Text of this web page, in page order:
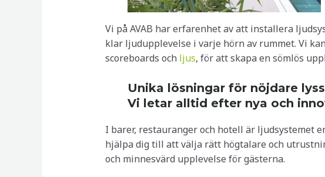
Vi på AVAB har erfarenhet av att installera
klar ljudupplevelse i varje hörn av rummet. Vi
scoreboards och ljus, för att skapa en sömlös
Unika lösningar för nöjdare
Vi letar alltid efter nya och
I barer, restauranger och hotell är ljudsystemet
hjälpa dig till att välja rätt högtalare och
och minnesvärd upplevelse för gästerna.